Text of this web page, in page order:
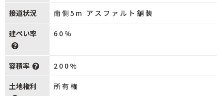
接道状況 南側5m アスファルト舗装
建ぺい率 60%
容積率 200%
土地権利 所有権